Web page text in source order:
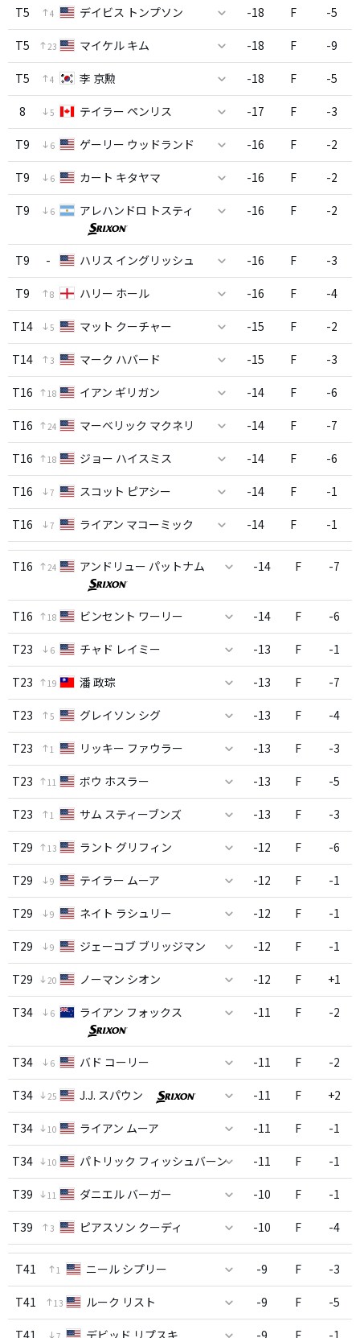
T5 4 デイビス トンプソン -18 F -5
T5 23 マイケル キム -18 F -9
T5 4 李 京勲 -18 F -5
8 5 テイラー ペンリス -17 F -3
T9 6 ゲーリー ウッドランド -16 F -2
T9 6 カート キタヤマ -16 F -2
T9 6 アレハンドロ トスティ -16 F -2
T9 - ハリス イングリッシュ -16 F -3
T9 8 ハリー ホール -16 F -4
T14 5 マット クーチャー -15 F -2
T14 3 マーク ハバード -15 F -3
T16 18 イアン ギリガン -14 F -6
T16 24 マーベリック マクネリ -14 F -7
T16 18 ジョー ハイスミス -14 F -6
T16 7 スコット ピアシー -14 F -1
T16 7 ライアン マコーミック -14 F -1
T16 24 アンドリュー パットナム -14 F -7
T16 18 ビンセント ワーリー -14 F -6
T23 6 チャド レイミー -13 F -1
T23 19 潘 政琮 -13 F -7
T23 5 グレイソン シグ -13 F -4
T23 1 リッキー ファウラー -13 F -3
T23 11 ボウ ホスラー -13 F -5
T23 1 サム スティーブンズ -13 F -3
T29 13 ラント グリフィン -12 F -6
T29 9 テイラー ムーア -12 F -1
T29 9 ネイト ラシュリー -12 F -1
T29 9 ジェーコブ ブリッジマン -12 F -1
T29 20 ノーマン シオン -12 F +1
T34 6 ライアン フォックス -11 F -2
T34 6 バド コーリー -11 F -2
T34 25 J.J. スパウン -11 F +2
T34 10 ライアン ムーア -11 F -1
T34 10 パトリック フィッシュバーン -11 F -1
T39 11 ダニエル バーガー -10 F -1
T39 3 ピアスソン クーディ -10 F -4
T41 1 ニール シプリー -9 F -3
T41 13 ルーク リスト -9 F -5
T41 デビッド リプスキ -9 F -1